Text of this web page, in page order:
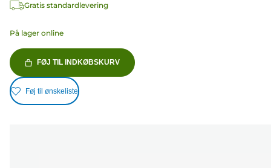
Gratis standardlevering
På lager online
FØJ TIL INDKØBSKURV
Føj til ønskeliste